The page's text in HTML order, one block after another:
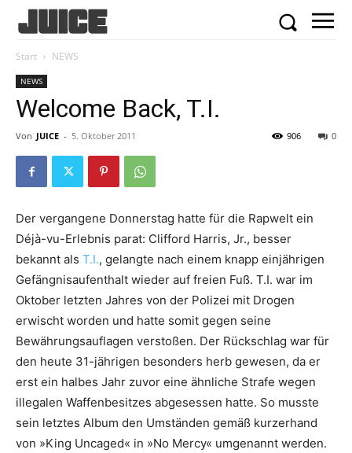
Start NEWS
NEWS
Welcome Back, T.I.
Von JUICE - 5. Oktober 2011 0
906
Der vergangene Donnerstag hatte für die Rapwelt ein
Déjà-vu-Erlebnis parat: Clifford Harris, Jr., besser
bekannt als T.I., gelangte nach einem knapp einjährigen
Gefängnisaufenthalt wieder auf freien Fuß. T.I. war im
Oktober letzten Jahres von der Polizei mit Drogen
erwischt worden und hatte somit gegen seine
Bewährungsauflagen verstoßen. Der Rückschlag war für
den heute 31-jährigen besonders herb gewesen, da er
erst ein halbes Jahr zuvor eine ähnliche Strafe wegen
illegalen Waffenbesitzes abgesessen hatte. So musste
sein letztes Album den Umständen gemäß kurzerhand
von »King Uncaged« in »No Mercy« umgenannt werden.